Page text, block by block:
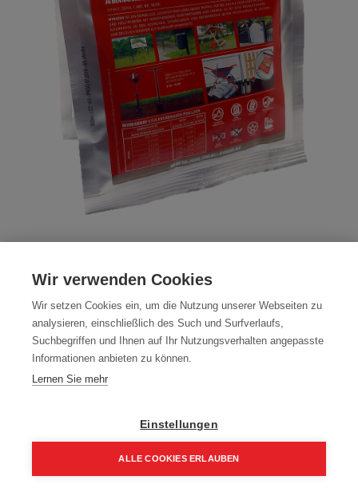
Artikelnummer:70200
Übergebinde: 20 Stück
1,00€
1,20 € inkl. Mwst
€ / Stk.
In den Einkaufskorb
Wir verwenden Cookies
Wir setzen Cookies ein, um die Nutzung unserer Webseiten zu
analysieren, einschließlich des Such und Surfverlaufs,
Suchbegriffen und Ihnen auf Ihr Nutzungsverhalten angepasste
Informationen anbieten zu können.
Lernen Sie mehr
Einstellungen
ALLE COOKIES ERLAUBEN